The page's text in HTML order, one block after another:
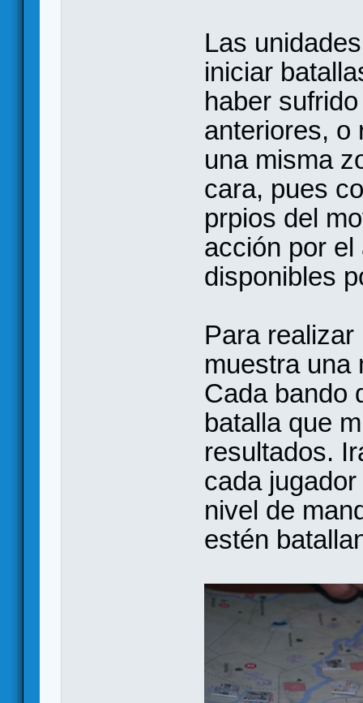
Las
iniciar
haber
anteriores, o
una misma
cara, pues
prpios del
acción por el
disponibles
Para
muestra una
Cada bando
batalla que
resultados.
cada
nivel de
estén